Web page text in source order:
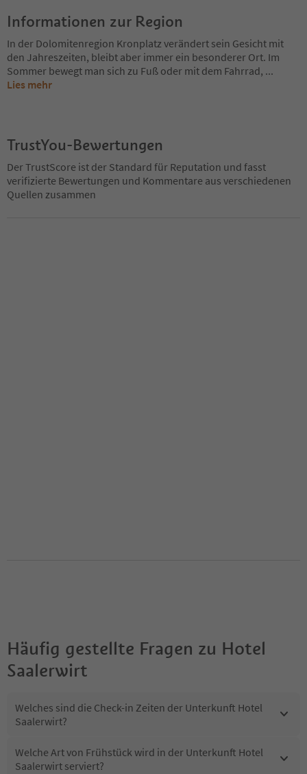
Informationen zur Region
In der Dolomitenregion Kronplatz verändert sein Gesicht mit
den Jahreszeiten, bleibt aber immer ein besonderer Ort. Im
Sommer bewegt man sich zu Fuß oder mit dem Fahrrad, ...
Lies mehr
TrustYou-Bewertungen
Der TrustScore ist der Standard für Reputation und fasst
verifizierte Bewertungen und Kommentare aus verschiedenen
Quellen zusammen
Häufig gestellte Fragen zu Hotel
Saalerwirt
Welches sind die Check-in Zeiten der Unterkunft Hotel
Saalerwirt?
Welche Art von Frühstück wird in der Unterkunft Hotel
Saalerwirt serviert?